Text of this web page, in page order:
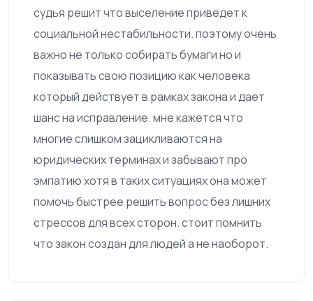
судья решит что выселение приведет к
социальной нестабильности. поэтому очень
важно не только собирать бумаги но и
показывать свою позицию как человека
который действует в рамках закона и дает
шанс на исправление. мне кажется что
многие слишком зацикливаются на
юридических терминах и забывают про
эмпатию хотя в таких ситуациях она может
помочь быстрее решить вопрос без лишних
стрессов для всех сторон. стоит помнить
что закон создан для людей а не наоборот.